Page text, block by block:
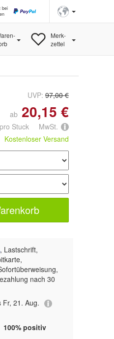
bei
Merk-
zettel
UVP: 97,00 €
ab 20,15 €
pro Stuck MwSt.
Kostenloser Versand
, Lastschrift,
nach 30
Fr, 21. Aug.
100% positiv